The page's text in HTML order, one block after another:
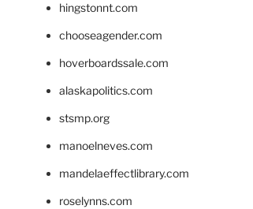
hingstonnt.com
chooseagender.com
hoverboardssale.com
alaskapolitics.com
stsmp.org
manoelneves.com
mandelaeffectlibrary.com
roselynns.com